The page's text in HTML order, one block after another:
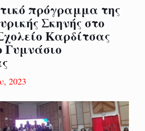
πρόγραμμα της
Σκηνής στο
Καρδίτσας
Γυμνάσιο
2023